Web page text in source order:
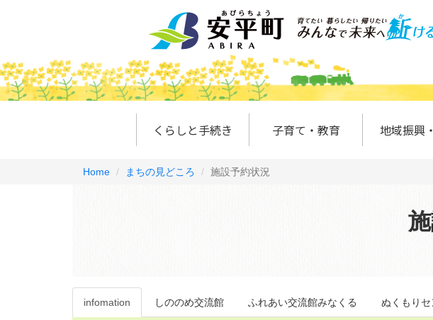
くらしと手続き 子育て・教育 地域振興
Home まちの見どころ 施設予約状況
infomation しののめ交流館 ふれあい交流館みなくる ぬくもりセ